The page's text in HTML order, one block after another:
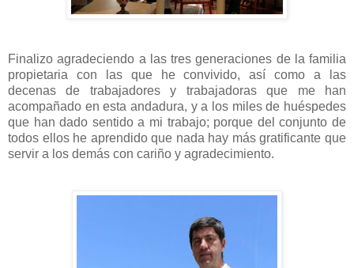
Finalizo agradeciendo a las tres generaciones de la familia
propietaria con las que he convivido, así como a las
decenas de trabajadores y trabajadoras que me han
acompañado en esta andadura, y a los miles de huéspedes
que han dado sentido a mi trabajo; porque del conjunto de
todos ellos he aprendido que nada hay más gratificante que
servir a los demás con cariño y agradecimiento.